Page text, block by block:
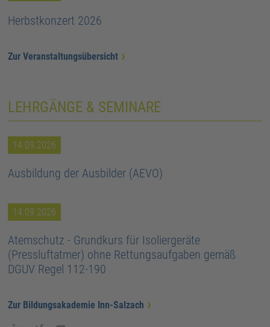
Herbstkonzert 2026
Zur Veranstaltungsübersicht
LEHRGÄNGE & SEMINARE
14.09.2026
Ausbildung der Ausbilder (AEVO)
14.09.2026
Atemschutz - Grundkurs für Isoliergeräte
(Pressluftatmer) ohne Rettungsaufgaben gemäß
DGUV Regel 112-190
Zur Bildungsakademie Inn-Salzach